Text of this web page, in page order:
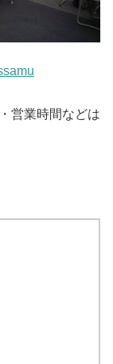
営業時間などは